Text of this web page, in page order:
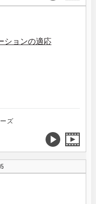
ションの適応
ズ